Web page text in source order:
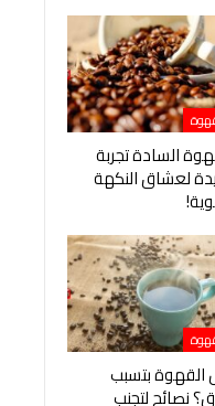
السادة تجربة
لعشاق النكهة
بتسبب
نصائح لتجنب